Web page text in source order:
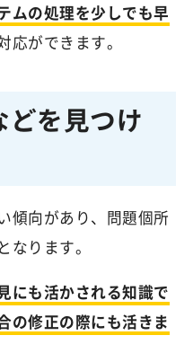
ムの処理を少しでも早
応ができます。
を見つけ
傾向があり、問題個所
なります。
にも活かされる知識で
の修正の際にも活きま